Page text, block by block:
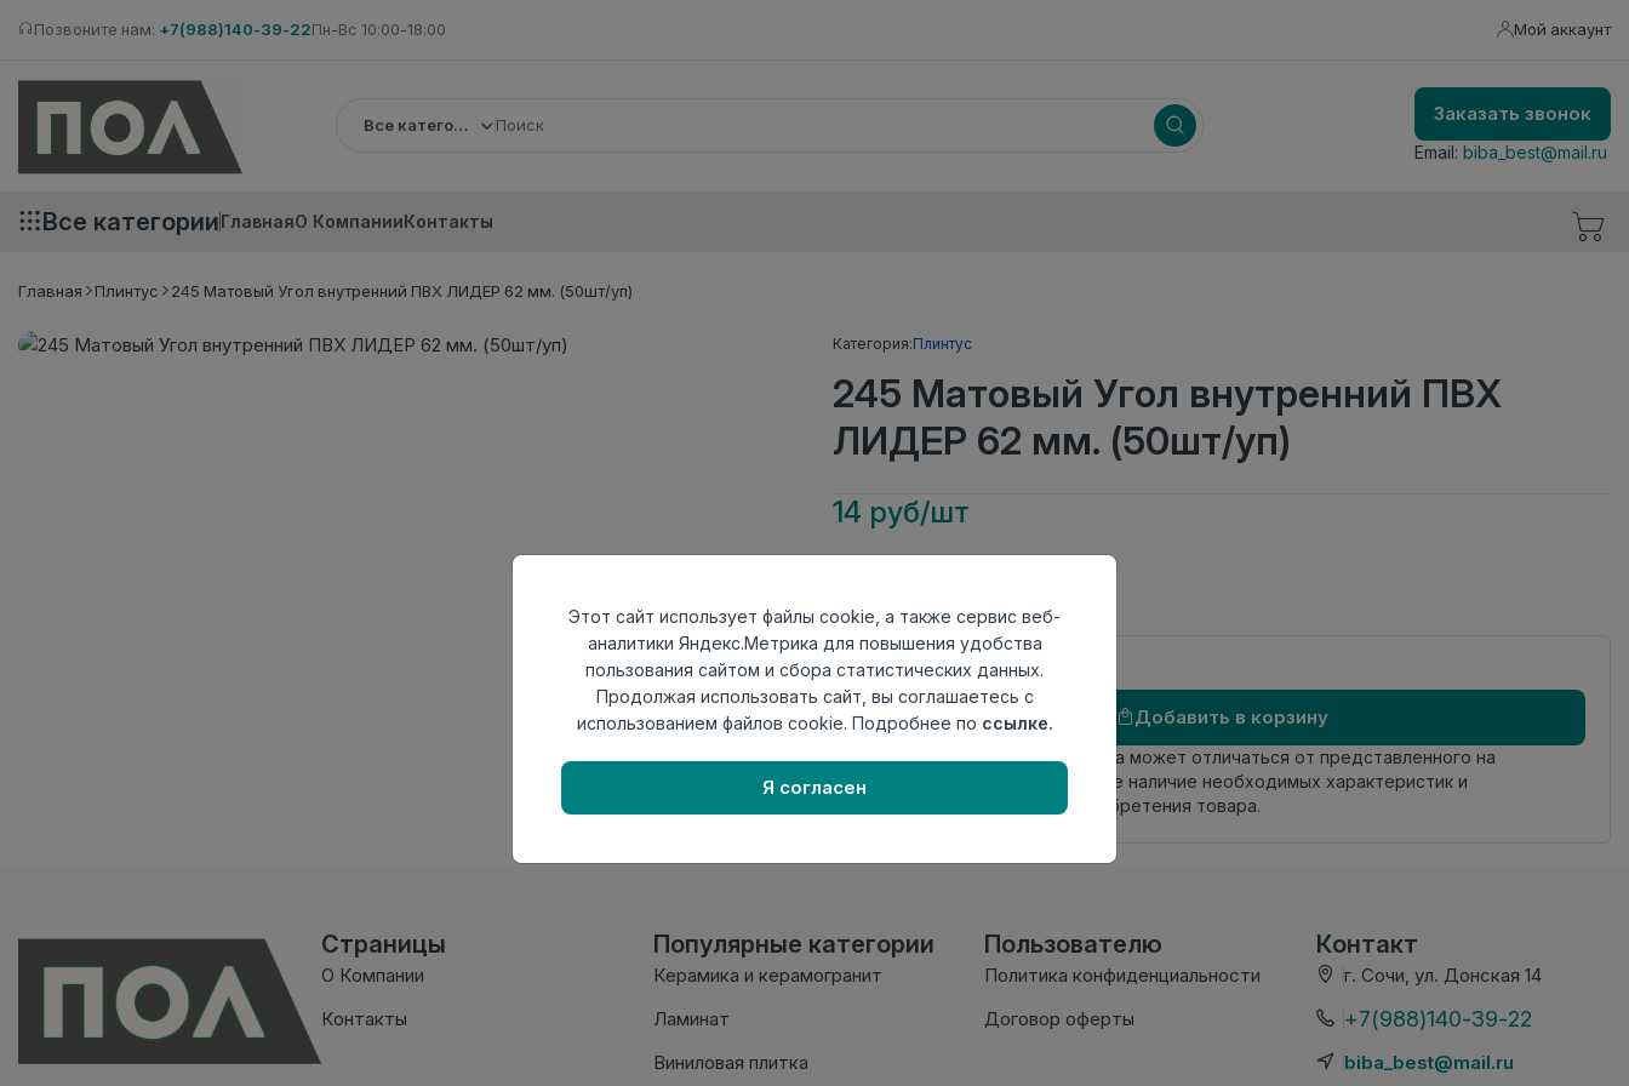
Позвоните нам: +7(988)140-39-22Пн-Вс 10:00-18:00 Мой аккаунт
Все категории
Заказать звонок
Email: biba_best@mail.ru
Все категорииГлавнаяО КомпанииКонтакты
Главная Плинтус 245 Матовый Угол внутренний ПВХ ЛИДЕР 62 мм. (50шт/уп)
Категория:Плинтус
245 Матовый Угол внутренний ПВХ
ЛИДЕР 62 мм. (50шт/уп)
14 руб/шт
Материал
ПВХ
Осталось151 шт
Добавить в корзину
Внимание! Внешний вид товара может отличаться от представленного на
настоящем сайте. Проверяйте наличие необходимых характеристик и
комплектации в момент приобретения товара.
Страницы
О Компании
Контакты
Популярные категории
Керамика и керамогранит
Ламинат
Виниловая плитка
Пользователю
Политика конфиденциальности
Договор оферты
Контакт
г. Сочи, ул. Донская 14
+7(988)140-39-22
biba_best@mail.ru
Этот сайт использует файлы cookie, а также сервис веб-
аналитики Яндекс.Метрика для повышения удобства
пользования сайтом и сбора статистических данных.
Продолжая использовать сайт, вы соглашаетесь с
использованием файлов cookie. Подробнее по ссылке.
Я согласен